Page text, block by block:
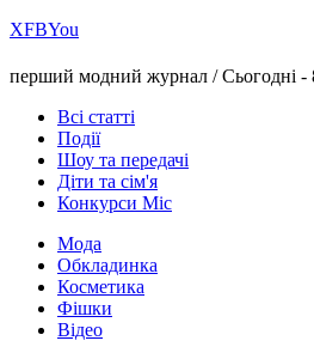
ХFBYou
перший модний журнал /Сьогодні -
Всі статті
Події
Шоу та передачі
Діти та сім'я
Конкурси Міс
Мода
Обкладинка
Косметика
Фішки
Відео